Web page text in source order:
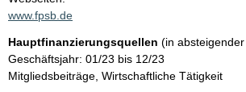
a
t
i
n
www.fpsb.de
Hauptfinanzierungsquellen (in
Geschäftsjahr: 01/23 bis 12/23
Mitgliedsbeiträge, Wirtschaftliche Tätigkeit